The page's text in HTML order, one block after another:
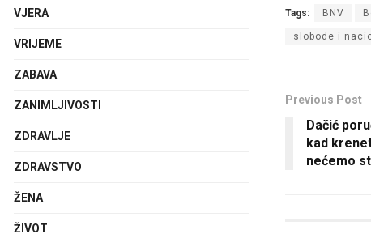
Tags: BNV
slobode i
Previous Post
Dačić
kad
nećemo
VJERA
VRIJEME
ZABAVA
ZANIMLJIVOSTI
ZDRAVLJE
ZDRAVSTVO
ŽENA
ŽIVOT